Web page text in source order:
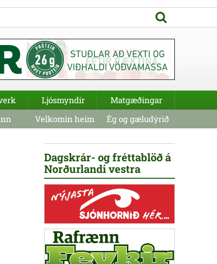
Dagskrár- og fréttablöð á
Norðurlandi vestra
Ljósmyndir
Matgæðingar
Velkomin heim Ég og gæludýrið